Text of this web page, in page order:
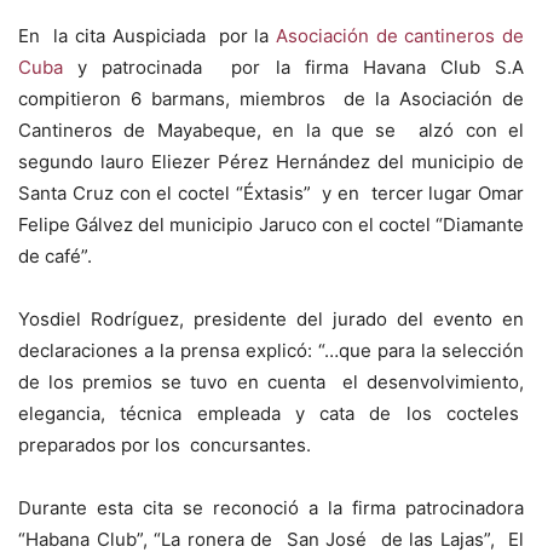
En la cita Auspiciada por laAsociación de cantineros de
Cuba y patrocinada por la firma Havana Club S.A
compitieron 6 barmans, miembros de la Asociación de
Cantineros de Mayabeque, en la que se alzó con el
segundo lauro Eliezer Pérez Hernández del municipio de
Santa Cruz con el coctel “Éxtasis” y en tercer lugar Omar
Felipe Gálvez del municipio Jaruco con el coctel “Diamante
de café”.
Yosdiel Rodríguez, presidente del jurado del evento en
declaraciones a la prensa explicó: “…que para la selección
de los premios se tuvo en cuenta el desenvolvimiento,
elegancia, técnica empleada y cata de los cocteles
preparados por los concursantes.
Durante esta cita se reconoció a la firma patrocinadora
“Habana Club”, “La ronera de San José de las Lajas”, El